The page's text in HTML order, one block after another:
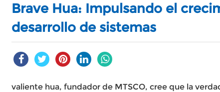
Brave Hua: Impulsando el
desarrollo de sistemas
valiente hua, fundador de MTSCO, cree que la